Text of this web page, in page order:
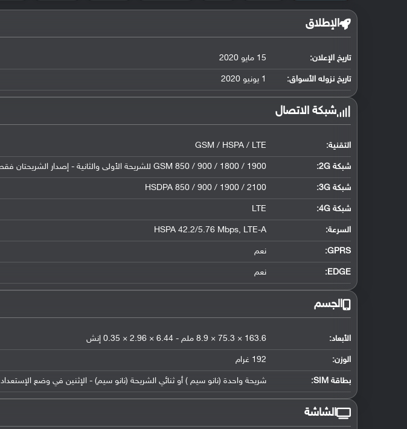
الإطلاق
تاريخ الإعلان: 15 مايو 2020
تاريخ نزوله الأسواق: 1 يونيو 2020
شبكة الاتصال
التقنية: GSM / HSPA / LTE
شبكة 2G: GSM 850 / 900 / 1800 / 1900 للشريحة الأولى والثانية - إصدار الشريحتان فقط
شبكة 3G :
HSDPA 850 / 900 / 1900 / 2100
شبكة 4G :
LTE
السرعة: HSPA 42.2/5.76 Mbps, LTE-A
GPRS: نعم
EDGE: نعم
الجسم
الأبعاد: 163.6 × 75.3 × 8.9 ملم - 6.44 × 2.96 × 0.35 إنش
الوزن: 192 غرام
بطاقة SIM: شريحة واحدة (نانو سيم ) أو ثنائي الشريحة (نانو سيم) - الإثنين في وضع الإستعداد
الشاشة